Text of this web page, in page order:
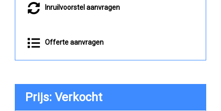
Inruilvoorstel aanvragen
Offerte aanvragen
Prijs: Verkocht